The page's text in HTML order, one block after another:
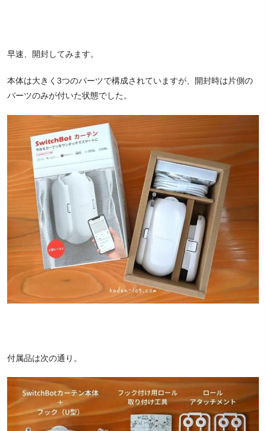
早速、開封してみます。
本体は大きく3つのパーツで構成されていますが、開封時は片側の
パーツのみが付いた状態でした。
付属品は次の通り。